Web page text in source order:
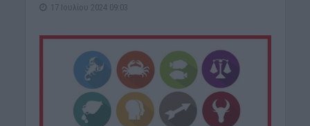
17 Ιουλίου 2024 09:03